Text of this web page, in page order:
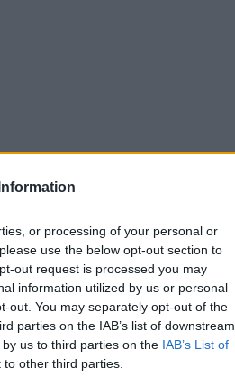
or processing of your personal or
use the below opt-out section to
out request is processed you may
information utilized by us or personal
out. You may separately opt-out of the
parties on the IAB’s list of downstream
us to third parties on the IAB’s List of
other third parties.